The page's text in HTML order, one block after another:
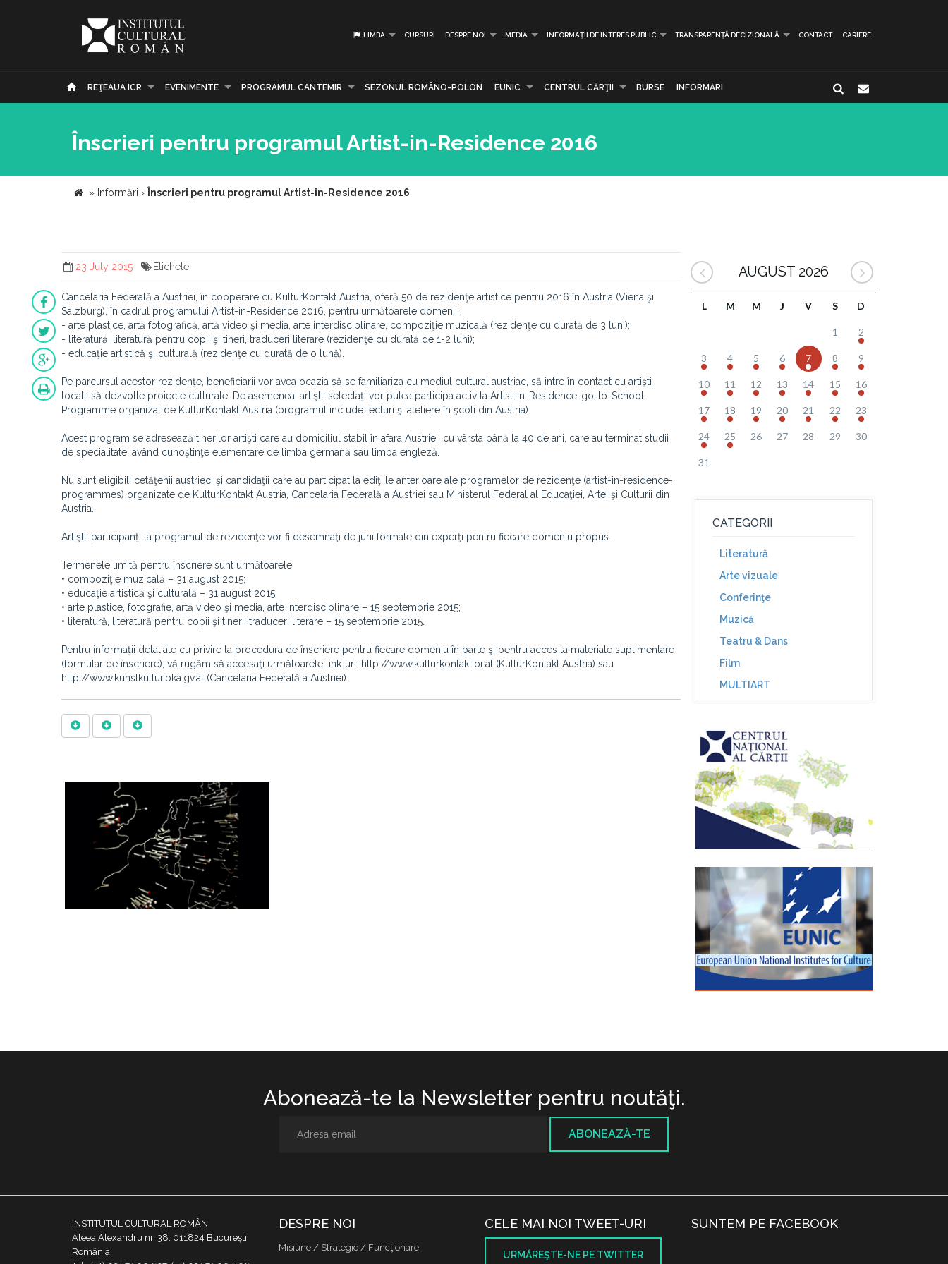
LIMBA CURSURI DESPRE NOI MEDIA INFORMAȚII DE INTERES PUBLIC TRANSPARENȚĂ DECIZIONALĂ CONTACT CARIERE
REŢEAUA ICR EVENIMENTE PROGRAMUL CANTEMIR SEZONUL ROMÂNO-POLON EUNIC CENTRUL CĂRŢII BURSE INFORMĂRI
Înscrieri pentru programul Artist-in-Residence 2016
» Informări › Înscrieri pentru programul Artist-in-Residence 2016
23 July 2015 Etichete
Cancelaria Federală a Austriei, în cooperare cu KulturKontakt Austria, oferă 50 de rezidenţe artistice pentru 2016 în Austria (Viena şi
Salzburg), în cadrul programului Artist-in-Residence 2016, pentru următoarele domenii:
- arte plastice, artă fotografică, artă video şi media, arte interdisciplinare, compoziţie muzicală (rezidenţe cu durată de 3 luni);
- literatură, literatură pentru copii şi tineri, traduceri literare (rezidenţe cu durată de 1-2 luni);
- educaţie artistică şi culturală (rezidenţe cu durată de o lună).
Pe parcursul acestor rezidenţe, beneficiarii vor avea ocazia să se familiariza cu mediul cultural austriac, să intre în contact cu artişti
locali, să dezvolte proiecte culturale. De asemenea, artiştii selectaţi vor putea participa activ la Artist-in-Residence-go-to-School-
Programme organizat de KulturKontakt Austria (programul include lecturi şi ateliere în şcoli din Austria).
Acest program se adresează tinerilor artişti care au domiciliul stabil în afara Austriei, cu vârsta până la 40 de ani, care au terminat studii
de specialitate, având cunoştinţe elementare de limba germană sau limba engleză.
Nu sunt eligibili cetăţenii austrieci şi candidaţii care au participat la ediţiile anterioare ale programelor de rezidenţe (artist-in-residence-
programmes) organizate de KulturKontakt Austria, Cancelaria Federală a Austriei sau Ministerul Federal al Educaţiei, Artei şi Culturii din
Austria.
Artiştii participanţi la programul de rezidenţe vor fi desemnaţi de jurii formate din experţi pentru fiecare domeniu propus.
Termenele limită pentru înscriere sunt următoarele:
• compoziţie muzicală – 31 august 2015;
• educaţie artistică şi culturală – 31 august 2015;
• arte plastice, fotografie, artă video şi media, arte interdisciplinare – 15 septembrie 2015;
• literatură, literatură pentru copii şi tineri, traduceri literare – 15 septembrie 2015.
Pentru informaţii detaliate cu privire la procedura de înscriere pentru fiecare domeniu în parte şi pentru acces la materiale suplimentare
(formular de înscriere), vă rugăm să accesaţi următoarele link-uri: http://www.kulturkontakt.or.at (KulturKontakt Austria) sau
http://www.kunstkultur.bka.gv.at (Cancelaria Federală a Austriei).
AUGUST 2026
L M M J V S D
1 2
3 4 5 6 7 8 9
10 11 12 13 14 15 16
17 18 19 20 21 22 23
24 25 26 27 28 29 30
31
CATEGORII
Literatură
Arte vizuale
Conferinţe
Muzică
Teatru & Dans
Film
MULTIART
Abonează-te la Newsletter pentru noutăţi.
ABONEAZĂ-TE
INSTITUTUL CULTURAL ROMÂN
Aleea Alexandru nr. 38, 011824 București,
România
DESPRE NOI
Misiune / Strategie / Funcţionare
CELE MAI NOI TWEET-URI
URMĂREŞTE-NE PE TWITTER
SUNTEM PE FACEBOOK